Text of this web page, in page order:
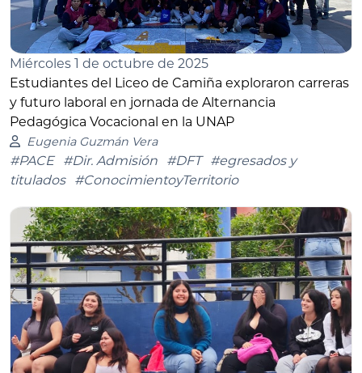
Miércoles 1 de octubre de 2025
Estudiantes del Liceo de Camiña exploraron carreras
y futuro laboral en jornada de Alternancia
Pedagógica Vocacional en la UNAP
Eugenia Guzmán Vera
#PACE #Dir. Admisión #DFT
#egresados y
titulados
#ConocimientoyTerritorio